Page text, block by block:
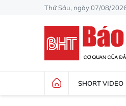
Thứ Sáu, ngày 07/08/
SHORT VIDEO